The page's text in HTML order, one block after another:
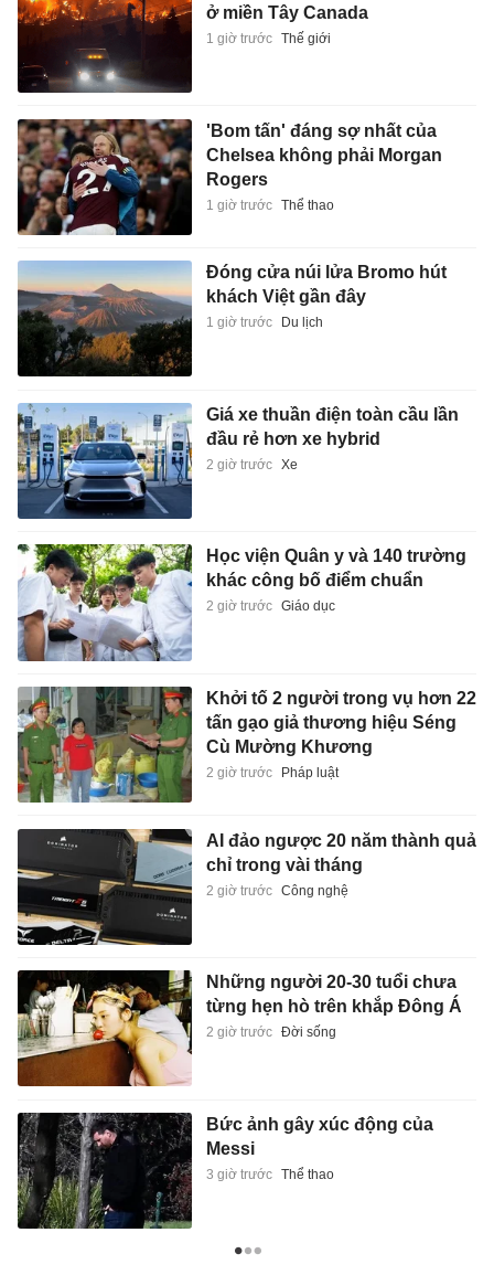
ở miền Tây Canada
1 giờ trước Thế giới
'Bom tấn' đáng sợ nhất của
Chelsea không phải Morgan
Rogers
1 giờ trước Thể thao
Đóng cửa núi lửa Bromo hút
khách Việt gần đây
1 giờ trước Du lịch
Giá xe thuần điện toàn cầu lần
đầu rẻ hơn xe hybrid
2 giờ trước Xe
Học viện Quân y và 140 trường
khác công bố điểm chuẩn
2 giờ trước Giáo dục
Khởi tố 2 người trong vụ hơn 22
tấn gạo giả thương hiệu Séng
Cù Mường Khương
2 giờ trước Pháp luật
AI đảo ngược 20 năm thành quả
chỉ trong vài tháng
2 giờ trước Công nghệ
Những người 20-30 tuổi chưa
từng hẹn hò trên khắp Đông Á
2 giờ trước Đời sống
Bức ảnh gây xúc động của
Messi
3 giờ trước Thể thao